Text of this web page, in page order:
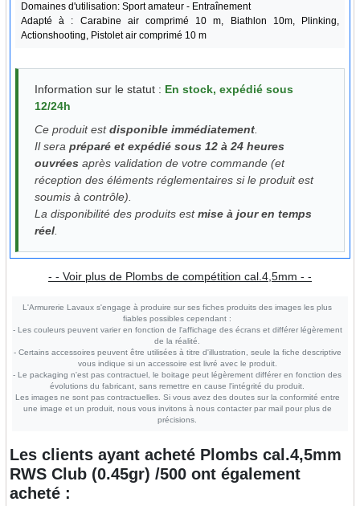
Domaines d'utilisation: Sport amateur - Entraînement
Adapté à : Carabine air comprimé 10 m, Biathlon 10m, Plinking,
Actionshooting, Pistolet air comprimé 10 m
Information sur le statut : En stock, expédié sous
12/24h
Ce produit estdisponible immédiatement
Il serapréparé et expédié sous 12 à 24 heures
ouvrées après validation de votre commande (et
réception des éléments réglementaires si le produit est
soumis à contrôle).
La disponibilité des produits estmise à jour en temps
réel
- - Voir plus de Plombs de compétition cal.4,5mm - -
L'Armurerie Lavaux s'engage à produire sur ses fiches produits des images les plus
fiables possibles cependant :
- Les couleurs peuvent varier en fonction de l'affichage des écrans et différer légèrement
de la réalité.
- Certains accessoires peuvent être utilisées à titre d'illustration, seule la fiche descriptive
vous indique si un accessoire est livré avec le produit.
- Le packaging n'est pas contractuel, le boitage peut légèrement différer en fonction des
évolutions du fabricant, sans remettre en cause l'intégrité du produit.
Les images ne sont pas contractuelles. Si vous avez des doutes sur la conformité entre
une image et un produit, nous vous invitons à nous contacter par mail pour plus de
précisions.
Les clients ayant acheté Plombs cal.4,5mm
RWS Club (0.45gr) /500ont également
acheté :